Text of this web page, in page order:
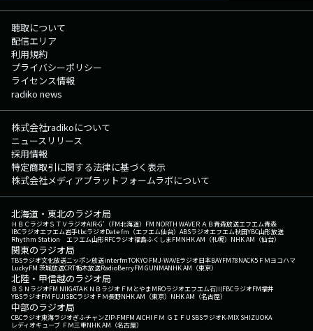
聴取について
配信エリア
利用規約
プライバシーポリシー
ライセンス情報
radiko news
株式会社radikoについて
ニュースリリース
採用情報
特定商取引に関する法律に基づく表示
株式会社メディアプラットフォームラボについて
北海道・東北のラジオ局
ＨＢＣラジオＳＴＶラジオAIR-G'（FM北海道） FM NORTH WAVEＲＡＢ青森放送エフエム青森
IBCラジオエフエム岩手tbcラジオDate fm（エフエム仙台） ABSラジオエフエム秋田YBC山形放送
Rhythm Station エフエム山形RFCラジオ福島ふくしまFMNHK AM（札幌） NHK AM（仙台）
関東のラジオ局
TBSラジオ文化放送ニッポン放送interfmTOKYO FMJ-WAVEラジオ日本BAYFM78NACK5 ＦＭヨコハマ
LuckyFM 茨城放送CRT栃木放送RadioBerryFM GUNMANHK AM（東京）
北陸・甲信越のラジオ局
ＢＳＮラジオFM NIIGATAＫＮＢラジオ ＦＭとやまMROラジオエフエム石川FBCラジオFM福井
YBSラジオFM FUJISBCラジオ ＦＭ長野NHK AM（東京） NHK AM（名古屋）
中部のラジオ局
CBCラジオ東海ラジオぎふチャンZIP-FMFM AICHI ＦＭ ＧＩＦＵ SBSラジオK-MIX SHIZUOKA
レディオキューブ ＦＭ三重NHK AM（名古屋）